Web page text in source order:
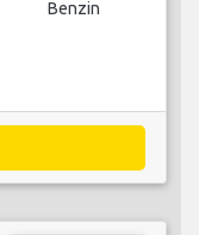
Benzin